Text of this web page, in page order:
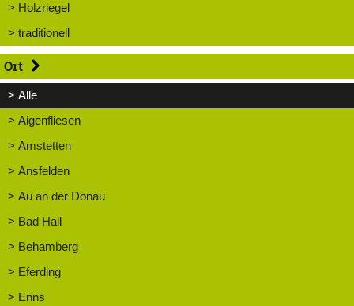
> Holzriegel
> traditionell
Ort
> Alle
> Aigenfliesen
> Amstetten
> Ansfelden
> Au an der Donau
> Bad Hall
> Behamberg
> Eferding
> Enns